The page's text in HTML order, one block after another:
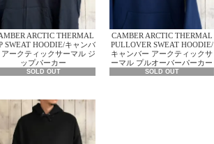
ARCTIC THERMAL
SWEAT HOODIE/キャンバ
アークティックサーマル ジ
ップパーカー
SOLD OUT
CAMBER ARCTIC THERMAL
PULLOVER SWEAT HOODIE/
キャンバー アークティックサ
ーマル プルオーバーパーカー
SOLD OUT